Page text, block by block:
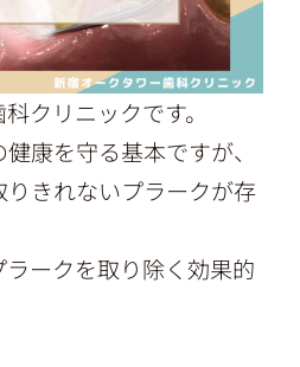
クリニックです。
康を守る基本ですが、
きれないプラークが存
ークを取り除く効果的